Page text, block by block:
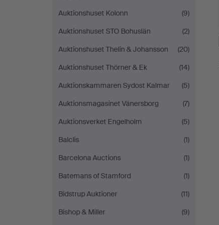
Auktionshuset Kolonn
(9)
Auktionshuset STO Bohuslän
(2)
Auktionshuset Thelin & Johansson
(20)
Auktionshuset Thörner & Ek
(14)
Auktionskammaren Sydost Kalmar
(5)
Auktionsmagasinet Vänersborg
(7)
Auktionsverket Engelholm
(5)
Balclis
(1)
Barcelona Auctions
(1)
Batemans of Stamford
(1)
Bidstrup Auktioner
(11)
Bishop & Miller
(9)